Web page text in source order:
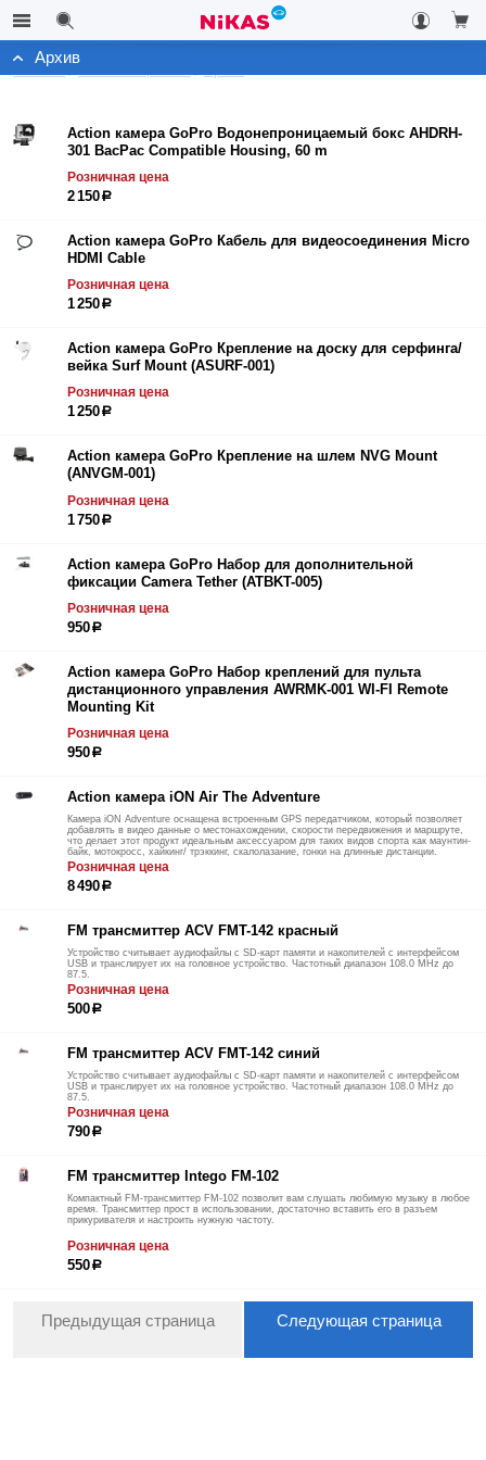
Каталог
Архив
Action камера GoPro Водонепроницаемый бокс AHDRH-
301 BacPac Compatible Housing, 60 m
Розничная цена
2 150р
Action камера GoPro Кабель для видеосоединения Micro
HDMI Cable
Розничная цена
1 250р
Action камера GoPro Крепление на доску для серфинга/
вейка Surf Mount (ASURF-001)
Розничная цена
1 250р
Action камера GoPro Крепление на шлем NVG Mount
(ANVGM-001)
Розничная цена
1 750р
Action камера GoPro Набор для дополнительной
фиксации Camera Tether (ATBKT-005)
Розничная цена
950р
Action камера GoPro Набор креплений для пульта
дистанционного управления AWRMK-001 WI-FI Remote
Mounting Kit
Розничная цена
950р
Action камера iON Air The Adventure
Камера iON Adventure оснащена встроенным GPS передатчиком, который позволяет
добавлять в видео данные о местонахождении, скорости передвижения и маршруте,
что делает этот продукт идеальным аксессуаром для таких видов спорта как маунтин-
байк, мотокросс, хайкинг/ трэккинг, скалолазание, гонки на длинные дистанции.
Розничная цена
8 490р
FM трансмиттер ACV FMT-142 красный
Устройство считывает аудиофайлы с SD-карт памяти и накопителей с интерфейсом
USB и транслирует их на головное устройство. Частотный диапазон 108.0 MHz до
87.5.
Розничная цена
500р
FM трансмиттер ACV FMT-142 синий
Устройство считывает аудиофайлы с SD-карт памяти и накопителей с интерфейсом
USB и транслирует их на головное устройство. Частотный диапазон 108.0 MHz до
87.5.
Розничная цена
790р
FM трансмиттер Intego FM-102
Компактный FM-трансмиттер FM-102 позволит вам слушать любимую музыку в любое
время. Трансмиттер прост в использовании, достаточно вставить его в разъем
прикуривателя и настроить нужную частоту.
Розничная цена
550р
Предыдущая страница Следующая страница